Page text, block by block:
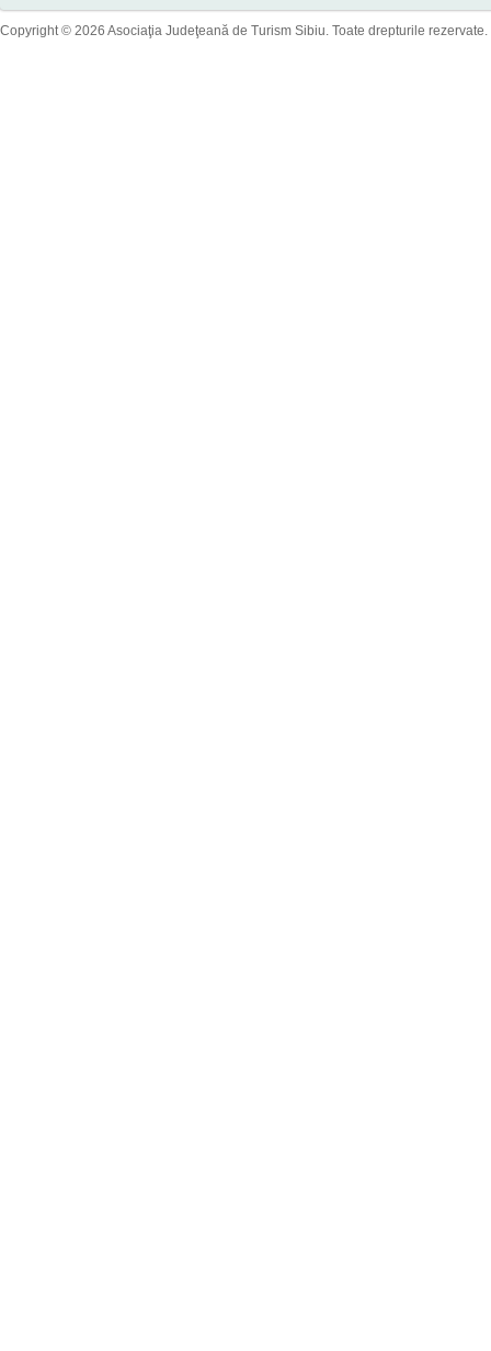
Copyright © 2026 Asociaţia Judeţeană de Turism Sibiu. Toate drepturile rezervate.